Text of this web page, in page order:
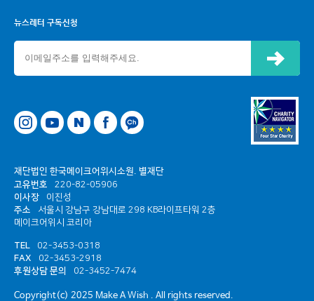
뉴스레터 구독신청
이버페이스북카카오톡 채널
재단법인 한국메이크어위시소원. 별재단
고유번호
220-82-05906
이사장
이진성
주소
서울시 강남구 강남대로 298 KB라이프타워 2층
메이크어위시 코리아
TEL
02-3453-0318
FAX
02-3453-2918
후원상담 문의
02-3452-7474
Copyright(c) 2025 Make A Wish . All rights reserved.